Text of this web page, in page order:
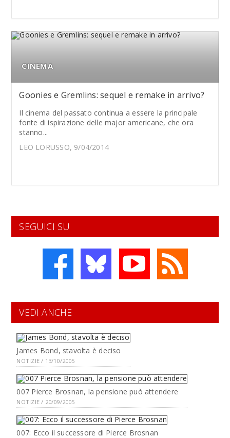
CINEMA
Goonies e Gremlins: sequel e remake in arrivo?
Il cinema del passato continua a essere la principale
fonte di ispirazione delle major americane, che ora
stanno...
LEO LORUSSO, 9/04/2014
SEGUICI SU
VEDI ANCHE
James Bond, stavolta è deciso
NOTIZIE / 13/10/2005
007 Pierce Brosnan, la pensione può attendere
NOTIZIE / 20/09/2005
007: Ecco il successore di Pierce Brosnan